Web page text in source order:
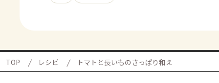
TOP レシピ トマトと長いものさっぱり和え